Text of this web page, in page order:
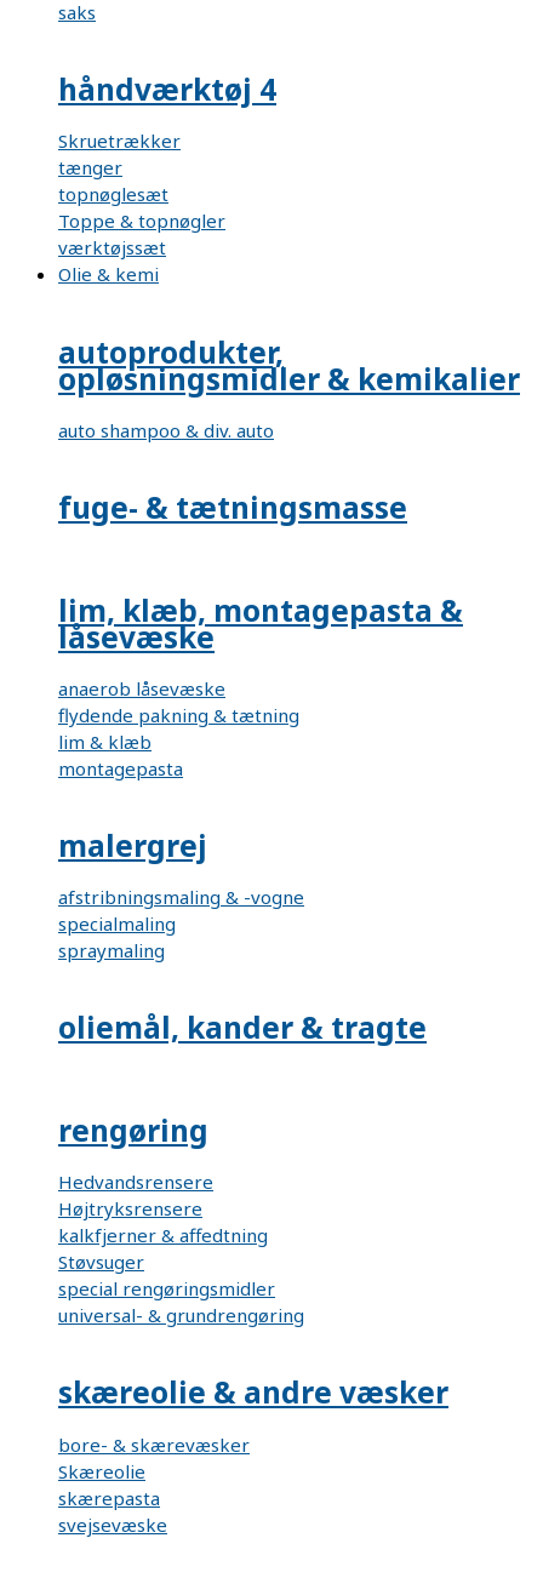
saks
håndværktøj 4
Skruetrækker
tænger
topnøglesæt
Toppe & topnøgler
værktøjssæt
Olie & kemi
autoprodukter,
opløsningsmidler & kemikalier
auto shampoo & div. auto
fuge- & tætningsmasse
lim, klæb, montagepasta &
låsevæske
anaerob låsevæske
flydende pakning & tætning
lim & klæb
montagepasta
malergrej
afstribningsmaling & -vogne
specialmaling
spraymaling
oliemål, kander & tragte
rengøring
Hedvandsrensere
Højtryksrensere
kalkfjerner & affedtning
Støvsuger
special rengøringsmidler
universal- & grundrengøring
skæreolie & andre væsker
bore- & skærevæsker
Skæreolie
skærepasta
svejsevæske